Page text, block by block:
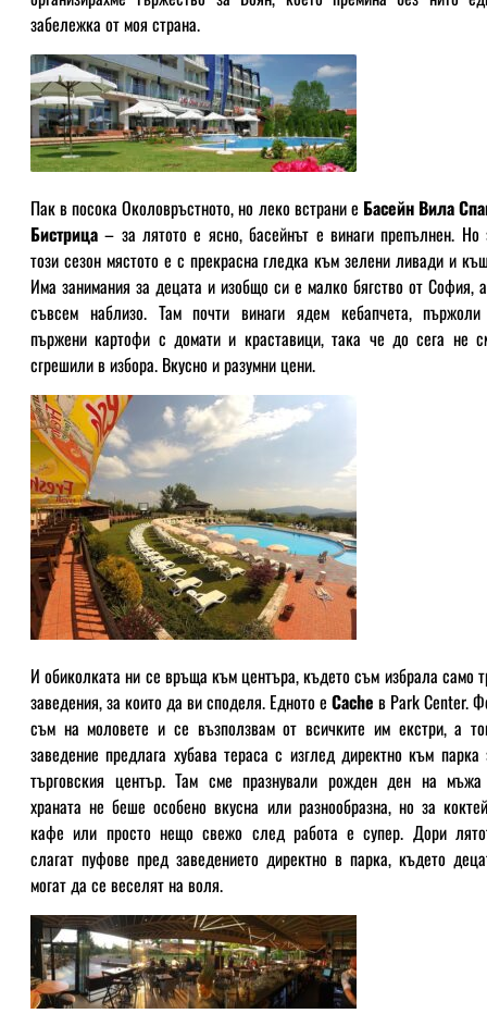
забележка от моя страна.
Пак в посока Околовръстното, но леко встрани е Басейн Вила
Бистрица – за лятото е ясно, басейнът е винаги препълнен. Но
този сезон мястото е с прекрасна гледка към зелени ливади и
Има занимания за децата и изобщо си е малко бягство от София,
съвсем наблизо. Там почти винаги ядем кебапчета,
пържени картофи с домати и краставици, така че до сега не
сгрешили в избора. Вкусно и разумни цени.
И обиколката ни се връща към центъра, където съм избрала само
заведения, за които да ви споделя. Едното е Cache в Park Center.
съм на моловете и се възползвам от всичките им екстри, а
заведение предлага хубава тераса с изглед директно към парка
търговския център. Там сме празнували рожден ден на
храната не беше особено вкусна или разнообразна, но за
кафе или просто нещо свежо след работа е супер. Дори
слагат пуфове пред заведението директно в парка, където
могат да се веселят на воля.